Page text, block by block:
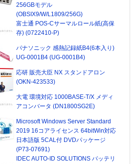
256GBモデル
(OBSIX9/W/L1809/256G)
富士通 POS-Cサーマルロール紙(高保
存) (0722410-P)
パナソニック 感熱記録紙B4(6本入り)
UG-0001B4 (UG-0001B4)
応研 販売大臣 NX スタンドアロン
(OKN-423533)
大電 環境対応 1000BASE-T/X メディ
アコンバータ (DN1800SG2E)
Microsoft Windows Server Standard
2019 16コアライセンス 64bitWin対応
日本語版 5CAL付 DVDパッケージ
(P73-07691)
IDEC AUTO-ID SOLUTIONS バッテリ